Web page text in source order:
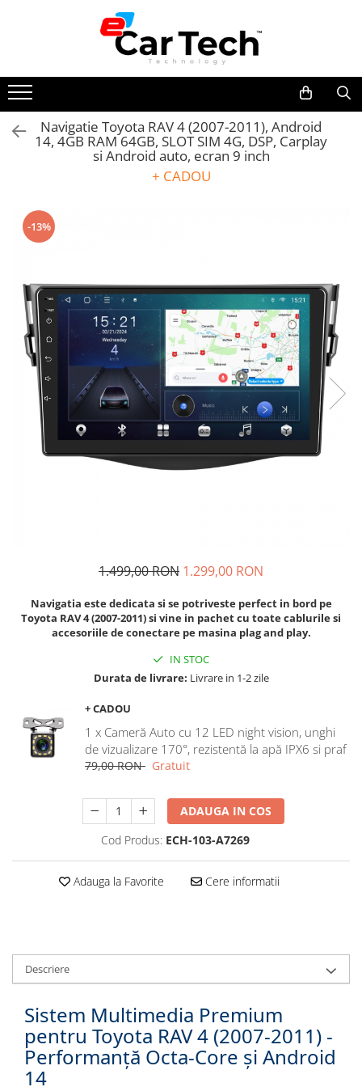
Summer sale
Navigatie dedicata
Navigatii Volkswagen
Navigatii Seat
Navigatii Ford
Navigatii Hyundai
Navigatii Toyota
Navigatii Dacia
Navigatii Peugeot
Navigatii Audi
Navigatii BMW
Navigatii Mercedes
Navigatii Fiat
Navigatii Mitsubishi
Navigatii KIA
Navigatii Renault
Navigatii Chevrolet
Navigatii Honda
Navigatii Jeep
Navigatii Land Rover
Navigatii Iveco
Navigatii Chrysler
Navigatii 2 DIN
Navigatii 1 DIN
Accesorii navigatii
CarPlay&Android Auto
Navigatie Toyota RAV 4 (2007-2011), Android
14, 4GB RAM 64GB, SLOT SIM 4G, DSP, Carplay
si Android auto, ecran 9 inch
+ CADOU
-13%
1.499,00 RON 1.299,00 RON
Navigatia este dedicata si se potriveste perfect in bord pe
Toyota RAV 4 (2007-2011)si vine in pachet cu toate cablurile si
accesoriile de conectare pe masina plag and play.
IN STOC
Durata de livrare: Livrare in 1-2 zile
+ CADOU
1 x Cameră Auto cu 12 LED night vision, unghi
de vizualizare 170°, rezistentă la apă IPX6 si praf
79,00 RON Gratuit
ADAUGA IN COS
Cod Produs: ECH-103-A7269
Adauga la Favorite Cere informatii
Descriere
Sistem Multimedia Premium
pentru Toyota RAV 4 (2007-2011) -
Performanță Octa-Core și Android
14